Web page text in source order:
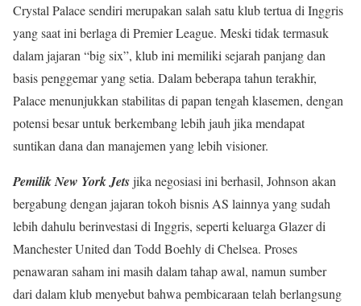
Crystal Palace sendiri merupakan salah satu klub tertua di Inggris
yang saat ini berlaga di Premier League. Meski tidak termasuk
dalam jajaran “big six”, klub ini memiliki sejarah panjang dan
basis penggemar yang setia. Dalam beberapa tahun terakhir,
Palace menunjukkan stabilitas di papan tengah klasemen, dengan
potensi besar untuk berkembang lebih jauh jika mendapat
suntikan dana dan manajemen yang lebih visioner.
Pemilik New York Jetsjika negosiasi ini berhasil, Johnson akan
bergabung dengan jajaran tokoh bisnis AS lainnya yang sudah
lebih dahulu berinvestasi di Inggris, seperti keluarga Glazer di
Manchester United dan Todd Boehly di Chelsea. Proses
penawaran saham ini masih dalam tahap awal, namun sumber
dari dalam klub menyebut bahwa pembicaraan telah berlangsung